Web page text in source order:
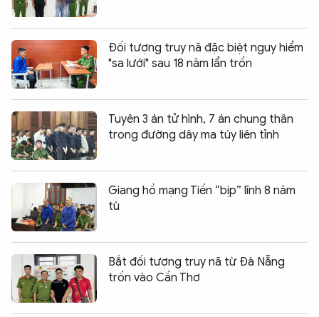
Đối tượng truy nã đặc biệt nguy hiểm
"sa lưới" sau 18 năm lẩn trốn
Tuyên 3 án tử hình, 7 án chung thân
trong đường dây ma túy liên tỉnh
Giang hồ mạng Tiến “bịp” lĩnh 8 năm
tù
Bắt đối tượng truy nã từ Đà Nẵng
trốn vào Cần Thơ